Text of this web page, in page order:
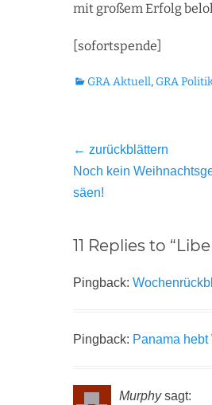
mit großem Erfolg
[sofortspende]
Kategorien
GRA Aktuell,GRA
← zurückblättern
Vorheriger
Beitrag:
Noch kein
säen!
11 Replies to
Pingback:
Pingback: Panama
Murphy sagt: